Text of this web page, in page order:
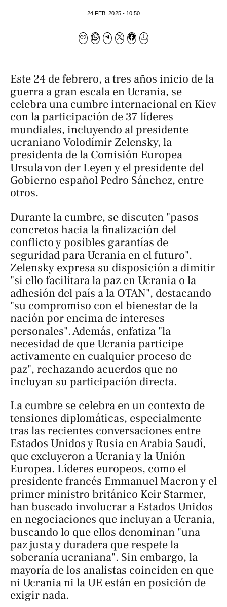
24 FEB. 2025 - 10:50
Este 24 de febrero, a tres años inicio de la
guerra a gran escala en Ucrania, se
celebra una cumbre internacional en Kiev
con la participación de 37 líderes
mundiales, incluyendo al presidente
ucraniano Volodímir Zelensky, la
presidenta de la Comisión Europea
Ursula von der Leyen y el presidente del
Gobierno español Pedro Sánchez, entre
otros.
Durante la cumbre, se discuten "pasos
concretos hacia la finalización del
conflicto y posibles garantías de
seguridad para Ucrania en el futuro".
Zelensky expresa su disposición a dimitir
"si ello facilitara la paz en Ucrania o la
adhesión del país a la OTAN", destacando
"su compromiso con el bienestar de la
nación por encima de intereses
personales". Además, enfatiza "la
necesidad de que Ucrania participe
activamente en cualquier proceso de
paz", rechazando acuerdos que no
incluyan su participación directa.
La cumbre se celebra en un contexto de
tensiones diplomáticas, especialmente
tras las recientes conversaciones entre
Estados Unidos y Rusia en Arabia Saudí,
que excluyeron a Ucrania y la Unión
Europea. Líderes europeos, como el
presidente francés Emmanuel Macron y el
primer ministro británico Keir Starmer,
han buscado involucrar a Estados Unidos
en negociaciones que incluyan a Ucrania,
buscando lo que ellos denominan "una
paz justa y duradera que respete la
soberanía ucraniana". Sin embargo, la
mayoría de los analistas coinciden en que
ni Ucrania ni la UE están en posición de
exigir nada.